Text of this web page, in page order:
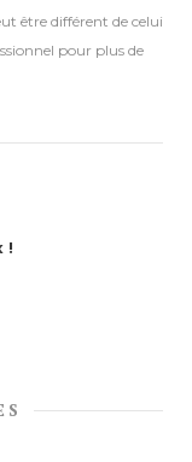
être différent de celui
pour plus de
!